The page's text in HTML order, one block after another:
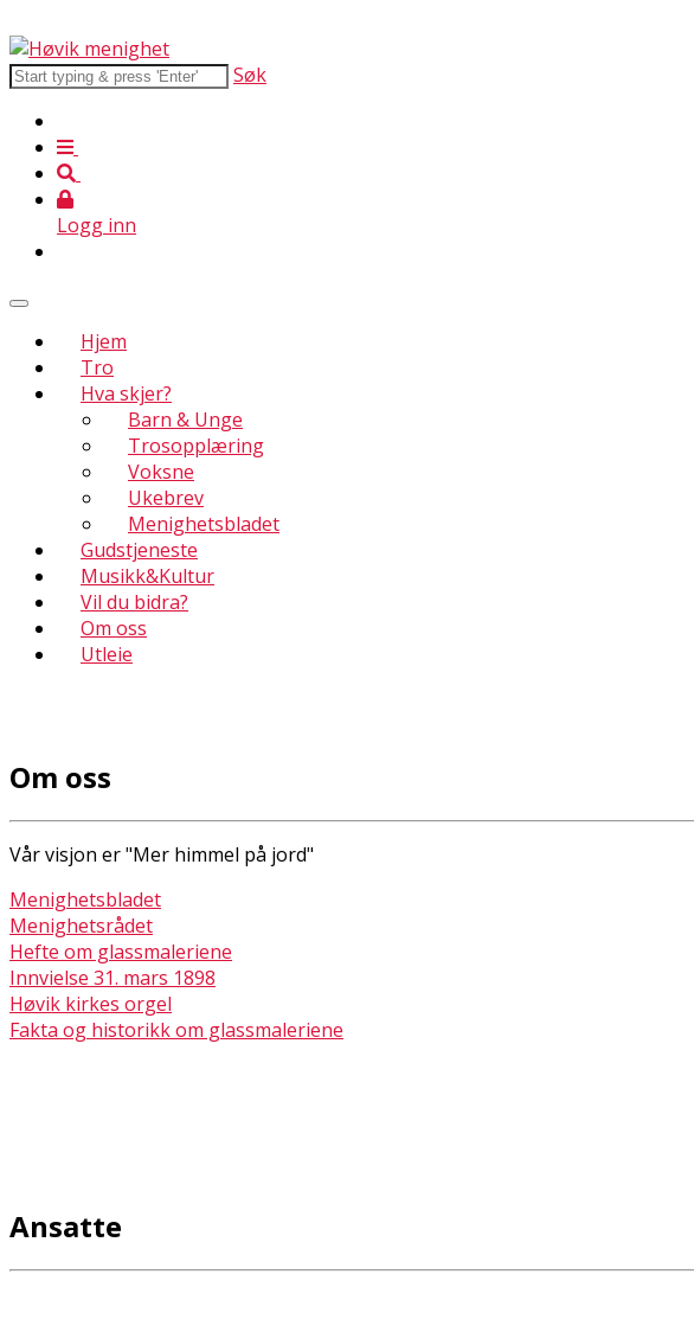
Søk
Logg inn
Hjem
Tro
Hva skjer?
Barn & Unge
Trosopplæring
Voksne
Ukebrev
Menighetsbladet
Gudstjeneste
Musikk&Kultur
Vil du bidra?
Om oss
Utleie
Om oss
Vår visjon er "Mer himmel på jord"
Menighetsbladet
Menighetsrådet
Hefte om glassmaleriene
Innvielse 31. mars 1898
Høvik kirkes orgel
Fakta og historikk om glassmaleriene
Ansatte